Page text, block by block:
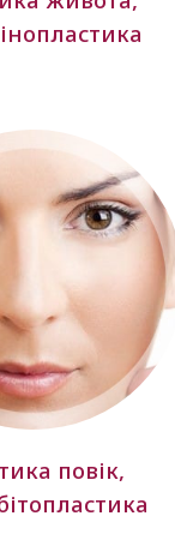
повік,